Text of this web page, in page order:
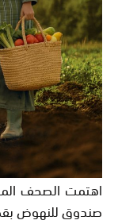
اهتمت الصحف
صندوق للنهوض